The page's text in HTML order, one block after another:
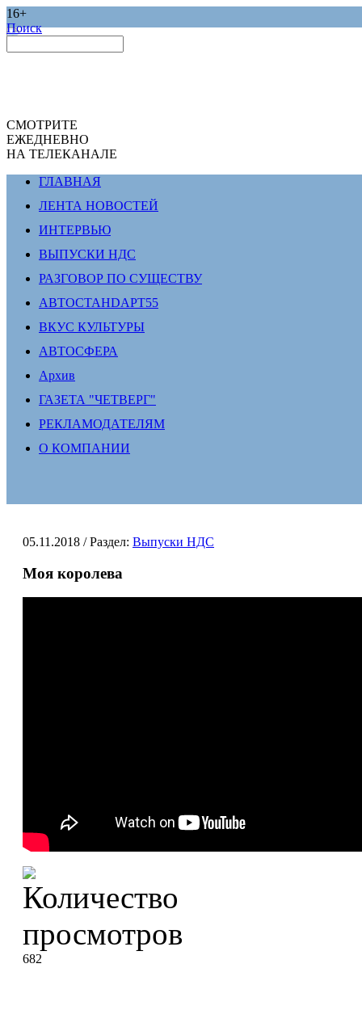
16+
Поиск
СМОТРИТЕ
ЕЖЕДНЕВНО
НА ТЕЛЕКАНАЛЕ
ГЛАВНАЯ
ЛЕНТА НОВОСТЕЙ
ИНТЕРВЬЮ
ВЫПУСКИ НДС
РАЗГОВОР ПО СУЩЕСТВУ
АВТОСТАНDАРТ55
ВКУС КУЛЬТУРЫ
АВТОСФЕРА
Архив
ГАЗЕТА "ЧЕТВЕРГ"
РЕКЛАМОДАТЕЛЯМ
О КОМПАНИИ
05.11.2018 / Раздел: Выпуски НДС
Моя королева
682